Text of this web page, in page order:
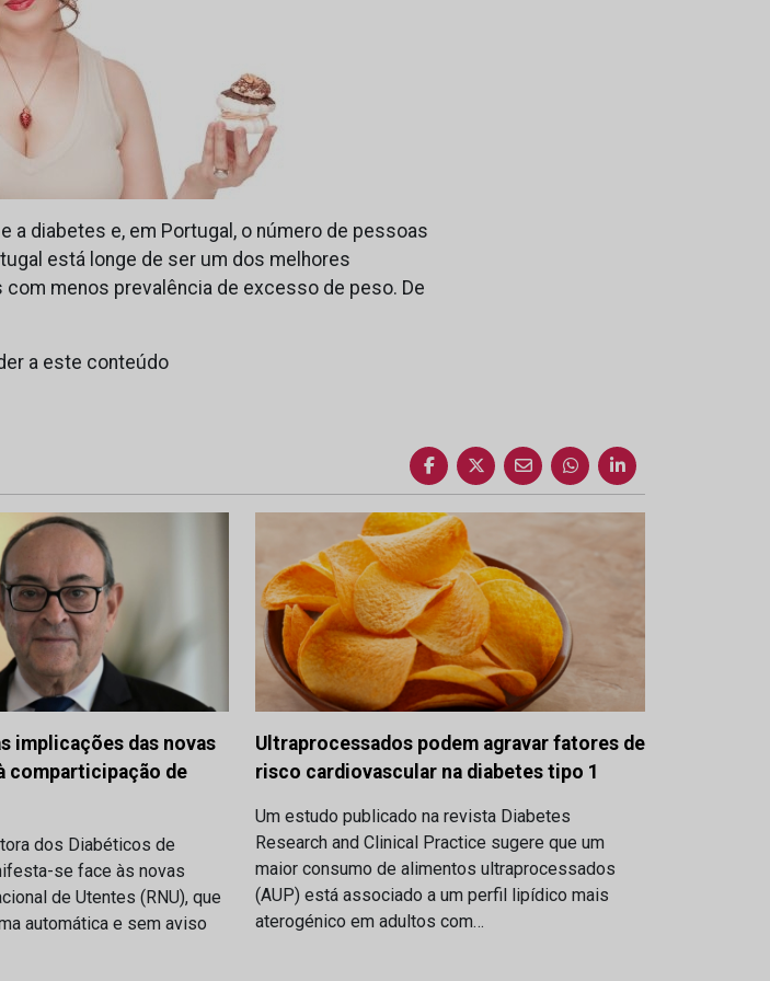
a diabetes e, em Portugal, o número de pessoas
está longe de ser um dos melhores
menos prevalência de excesso de peso. De
a este conteúdo
implicações das novas
comparticipação de
dos Diabéticos de
se face às novas
de Utentes (RNU), que
automática e sem aviso
Ultraprocessados podem agravar fatores de
risco cardiovascular na diabetes tipo 1
Um estudo publicado na revista Diabetes
Research and Clinical Practice sugere que um
maior consumo de alimentos ultraprocessados
(AUP) está associado a um perfil lipídico mais
aterogénico em adultos com…